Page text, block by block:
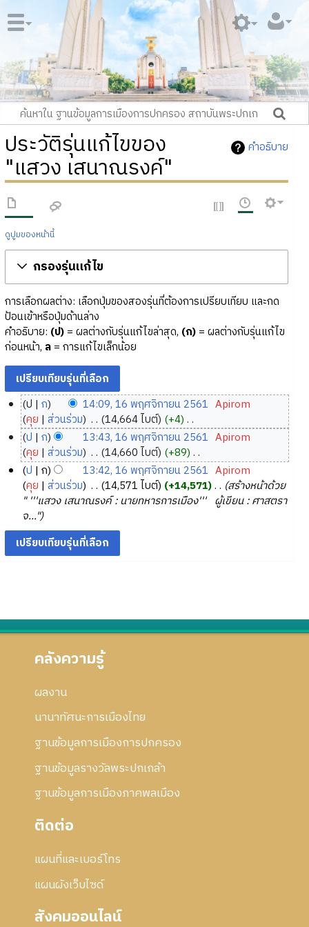
คำอธิบาย
ประวัติรุ่นแก้ไขของ
"แสวง เสนาณรงค์"
ดูปูมของหน้านี้
กรองรุ่นแก้ไข
การเลือกผลต่าง: เลือกปุ่มของสองรุ่นที่ต้องการเปรียบเทียบ และกด
ป้อนเข้าหรือปุ่มด้านล่าง
คำอธิบาย: (ป)= ผลต่างกับรุ่นแก้ไขล่าสุด, (ก)= ผลต่างกับรุ่นแก้ไข
ก่อนหน้า, ล= การแก้ไขเล็กน้อย
6
ฤ
า
น
1
ป ก 14:09, 16 พฤศจิกายน 2561 Apirom
คุย ส่วนร่วม ‎ 14,664 ไบต์ +4 ‎
ไ
ม่
มี
ค
ว
า
ม
ย่
อ
แ
ก้
ป ก 13:43, 16 พฤศจิกายน 2561 Apirom
คุย ส่วนร่วม ‎ 14,660 ไบต์ +89 ‎
ไ
ม่
มี
ค
ว
า
ม
า
ร
ป ก 13:42, 16 พฤศจิกายน 2561 Apirom
คุย ส่วนร่วม ‎ 14,571 ไบต์ +14,571 ‎
สร้างหน้าด้วย
" '''แสวง เสนาณรงค์ : นายทหารการเมือง''' ผู้เขียน : ศาสตรา
จ..."
คลังความรู้
ผลงาน
นานาทัศนะการเมืองไทย
ฐานข้อมูลการเมืองการปกครอง
ฐานข้อมูลรางวัลพระปกเกล้า
ฐานข้อมูลการเมืองภาคพลเมือง
ติดต่อ
แผนที่และเบอร์โทร
แผนผังเว็บไซด์
สังคมออนไลน์